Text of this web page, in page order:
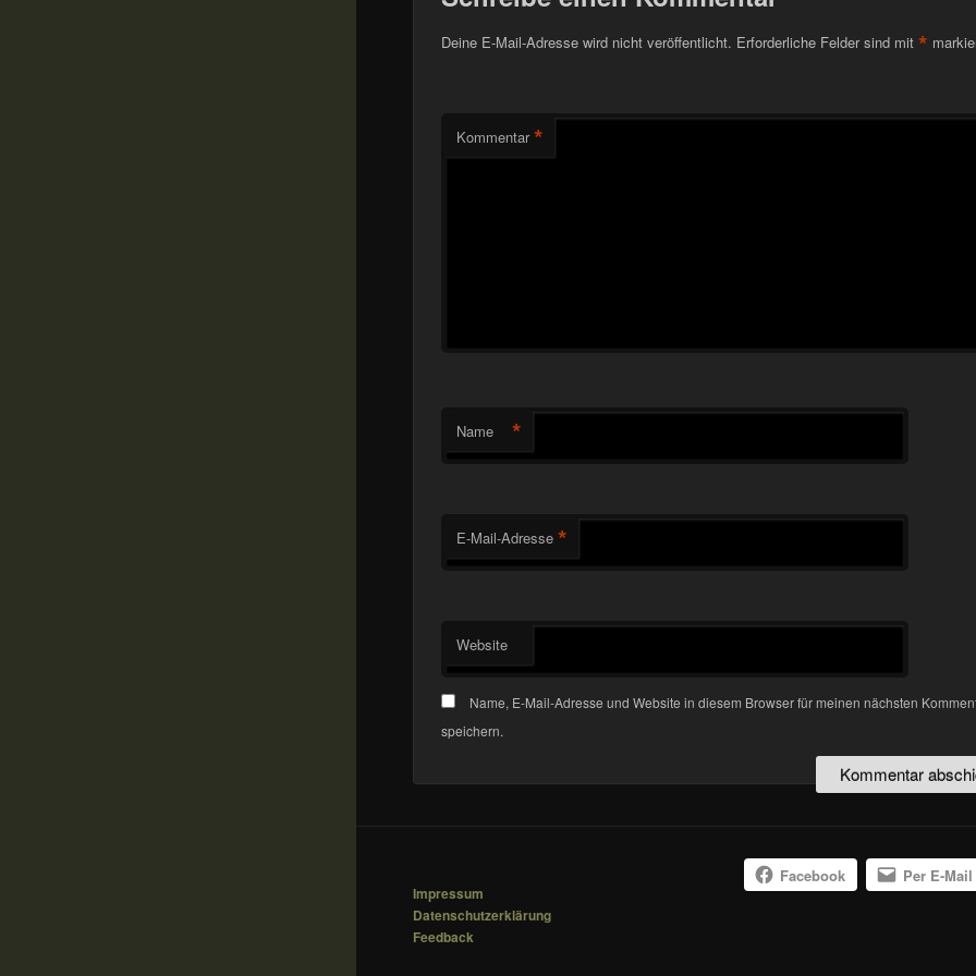
Deine E-Mail-Adresse wird nicht veröffentlicht. Erforderliche Felder sind mit *
Kommentar *
Name *
E-Mail-Adresse *
Website
Name, E-Mail-Adresse und Website in diesem Browser für meinen nächsten
speichern.
Impressum
Datenschutzerklärung
Feedback
Facebook Per E-